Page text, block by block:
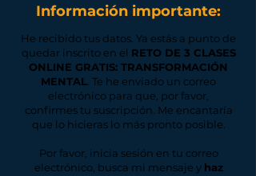
Información importante:
He recibido tus datos. Ya estás a punto de
quedar inscrito en el RETO DE 3 CLASES
ONLINE GRATIS: TRANSFORMACIÓN
MENTAL . Te he enviado un correo
electrónico para que, por favor,
confirmes tu suscripción. Me encantaría
que lo hicieras lo más pronto posible.
Por favor, inicia sesión en tu correo
electrónico, busca mi mensaje y haz